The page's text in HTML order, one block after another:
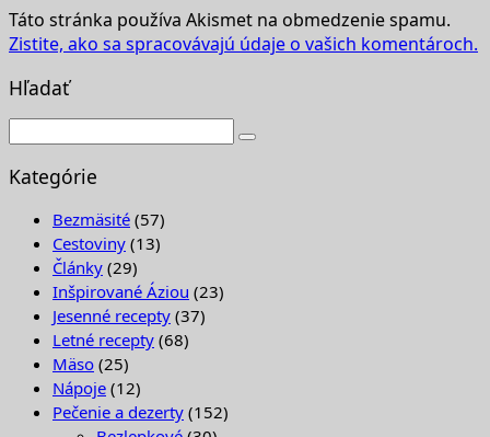
Táto stránka používa Akismet na obmedzenie spamu.
Zistite, ako sa spracovávajú údaje o vašich komentároch.
Hľadať
Kategórie
Bezmäsité (57)
Cestoviny (13)
Články (29)
Inšpirované Áziou (23)
Jesenné recepty (37)
Letné recepty (68)
Mäso (25)
Nápoje (12)
Pečenie a dezerty (152)